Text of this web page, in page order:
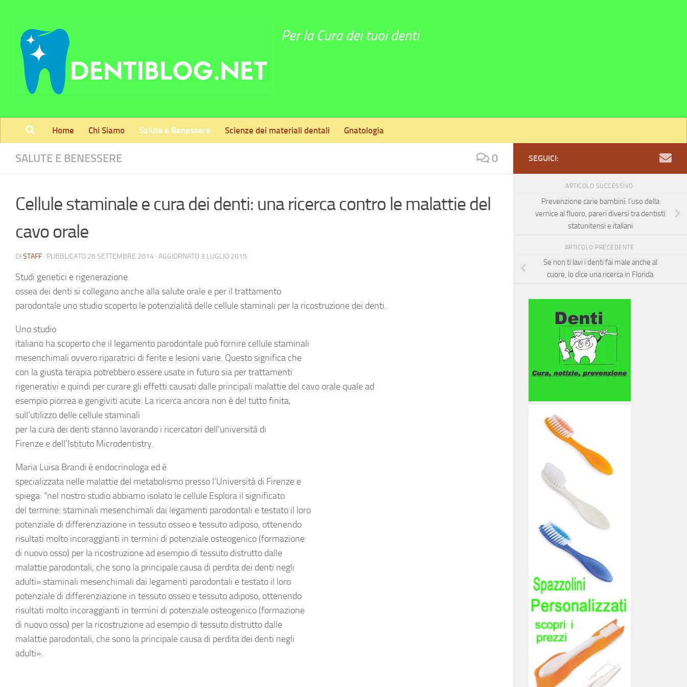
Per la Cura dei tuoi denti
Home Chi Siamo Salute e Benessere Scienze dei materiali dentali Gnatologia
SALUTE E BENESSERE 0
Cellule staminale e cura dei denti: una ricerca contro le malattie del
cavo orale
DI STAFF · PUBBLICATO 26 SETTEMBRE 2014 · AGGIORNATO 3 LUGLIO 2015
Studi genetici e rigenerazione
ossea dei denti si collegano anche alla salute orale e per il trattamento
parodontale uno studio scoperto le potenzialità delle cellule staminali per la ricostruzione dei denti.
Uno studio
italiano ha scoperto che il legamento parodontale può fornire cellule staminali
mesenchimali ovvero riparatrici di ferite e lesioni varie. Questo significa che
con la giusta terapia potrebbero essere usate in futuro sia per trattamenti
rigenerativi e quindi per curare gli effetti causati dalle principali malattie del cavo orale quale ad
esempio piorrea e gengiviti acute. La ricerca ancora non è del tutto finita,
sull’utilizzo delle cellule staminali
per la cura dei denti stanno lavorando i ricercatori dell’università di
Firenze e dell’Istituto Microdentistry.
Maria Luisa Brandi è endocrinologa ed è
specializzata nelle malattie del metabolismo presso l’Università di Firenze e
spiega: “nel nostro studio abbiamo isolato le cellule Esplora il significato
del termine: staminali mesenchimali dai legamenti parodontali e testato il loro
potenziale di differenziazione in tessuto osseo e tessuto adiposo, ottenendo
risultati molto incoraggianti in termini di potenziale osteogenico (formazione
di nuovo osso) per la ricostruzione ad esempio di tessuto distrutto dalle
malattie parodontali, che sono la principale causa di perdita dei denti negli
adulti».staminali mesenchimali dai legamenti parodontali e testato il loro
potenziale di differenziazione in tessuto osseo e tessuto adiposo, ottenendo
risultati molto incoraggianti in termini di potenziale osteogenico (formazione
di nuovo osso) per la ricostruzione ad esempio di tessuto distrutto dalle
malattie parodontali, che sono la principale causa di perdita dei denti negli
adulti».
SEGUICI:
ARTICOLO SUCCESSIVO
Prevenzione carie bambini: l’uso della
vernice al fluoro, pareri diversi tra dentisti
statunitensi e italiani
ARTICOLO PRECEDENTE
Se non ti lavi i denti fai male anche al
cuore, lo dice una ricerca in Florida